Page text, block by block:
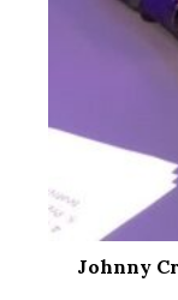
Johnny